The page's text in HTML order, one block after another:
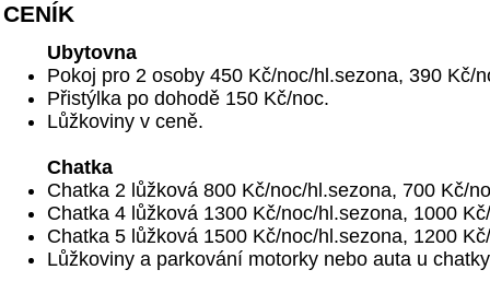
CENÍK
Ubytovna
Pokoj pro 2 osoby 450 Kč/noc/hl.sezona, 390 Kč/
Přistýlka po dohodě 150 Kč/noc.
Lůžkoviny v ceně.
Chatka
Chatka 2 lůžková 800 Kč/noc/hl.sezona, 700 Kč/
Chatka 4 lůžková 1300 Kč/noc/hl.sezona, 1000
Chatka 5 lůžková 1500 Kč/noc/hl.sezona, 1200
Lůžkoviny a parkování motorky nebo auta u